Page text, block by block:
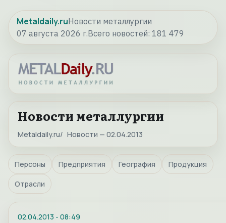
Metaldaily.ruНовости металлургии
07 августа 2026 г.Всего новостей: 181 479
Новости металлургии
Metaldaily.ru Новости — 02.04.2013
Персоны Предприятия География Продукция
Отрасли
02.04.2013 - 08:49